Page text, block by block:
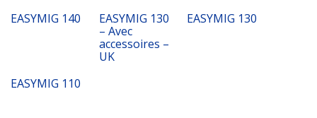
EASYMIG 140
EASYMIG 130
– Avec
accessoires –
UK
EASYMIG 130
EASYMIG 110